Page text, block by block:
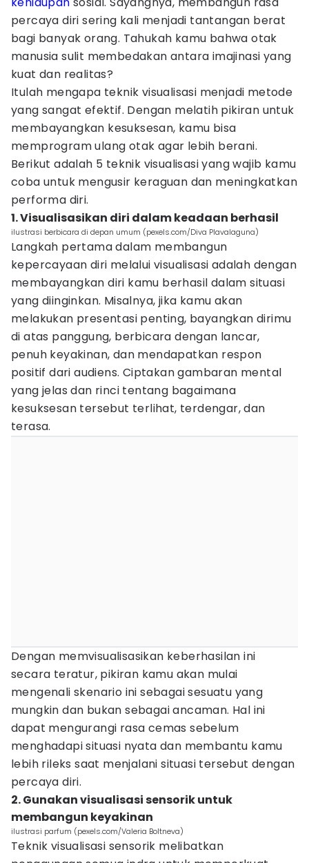
percaya diri sering kali menjadi tantangan berat
bagi banyak orang. Tahukah kamu bahwa otak
manusia sulit membedakan antara imajinasi yang
kuat dan realitas?
Itulah mengapa teknik visualisasi menjadi metode
yang sangat efektif. Dengan melatih pikiran untuk
membayangkan kesuksesan, kamu bisa
memprogram ulang otak agar lebih berani.
Berikut adalah 5 teknik visualisasi yang wajib kamu
coba untuk mengusir keraguan dan meningkatkan
performa diri.
1. Visualisasikan diri dalam keadaan berhasil
ilustrasi berbicara di depan umum (pexels.com/Diva Plavalaguna)
Langkah pertama dalam membangun
kepercayaan diri melalui visualisasi adalah dengan
membayangkan diri kamu berhasil dalam situasi
yang diinginkan. Misalnya, jika kamu akan
melakukan presentasi penting, bayangkan dirimu
di atas panggung, berbicara dengan lancar,
penuh keyakinan, dan mendapatkan respon
positif dari audiens. Ciptakan gambaran mental
yang jelas dan rinci tentang bagaimana
kesuksesan tersebut terlihat, terdengar, dan
terasa.
Dengan memvisualisasikan keberhasilan ini
secara teratur, pikiran kamu akan mulai
mengenali skenario ini sebagai sesuatu yang
mungkin dan bukan sebagai ancaman. Hal ini
dapat mengurangi rasa cemas sebelum
menghadapi situasi nyata dan membantu kamu
lebih rileks saat menjalani situasi tersebut dengan
percaya diri.
2. Gunakan visualisasi sensorik untuk
membangun keyakinan
ilustrasi parfum (pexels.com/Valeria Boltneva)
Teknik visualisasi sensorik melibatkan